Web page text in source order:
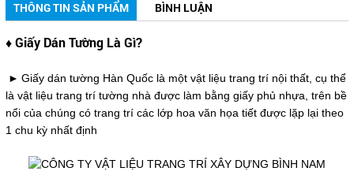
THÔNG TIN SẢN PHẨM BÌNH LUẬN
♦ Giấy Dán Tường Là Gì?
► Giấy dán tường Hàn Quốc là một vật liệu trang trí nội thất, cụ thể
là vật liệu trang trí tường nhà được làm bằng giấy phủ nhựa, trên bề
nổi của chúng có trang trí các lớp hoa văn họa tiết được lặp lại theo
1 chu kỳ nhất định